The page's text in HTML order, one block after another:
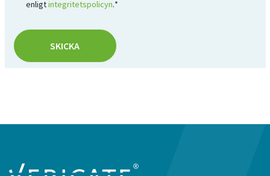
enligtintegritetspolicyn.*
SKICKA